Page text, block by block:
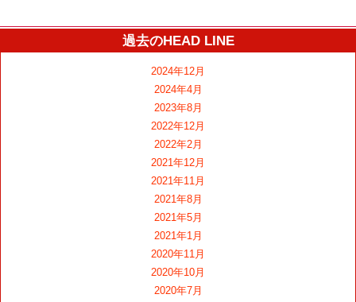
過去のHEAD LINE
2024年12月
2024年4月
2023年8月
2022年12月
2022年2月
2021年12月
2021年11月
2021年8月
2021年5月
2021年1月
2020年11月
2020年10月
2020年7月